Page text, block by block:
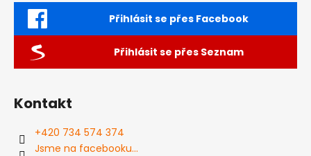
Přihlásit se přes Facebook
Přihlásit se přes Seznam
Kontakt
+420 734 574 374
Jsme na facebooku...